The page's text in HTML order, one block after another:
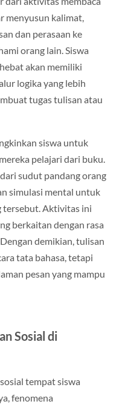
menyusun kalimat,
dan perasaan ke
orang lain. Siswa
akan memiliki
logika yang lebih
tugas tulisan atau
siswa untuk
pelajari dari buku.
sudut pandang orang
simulasi mental untuk
tersebut. Aktivitas ini
berkaitan dengan rasa
demikian, tulisan
tata bahasa, tetapi
pesan yang mampu
Sosial di
tempat siswa
fenomena